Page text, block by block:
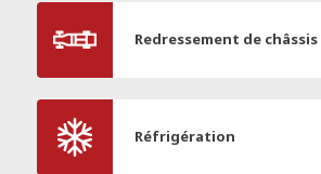
Redressement de châssis
Réfrigération